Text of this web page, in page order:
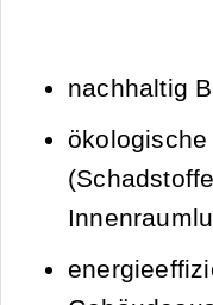
nachhaltig